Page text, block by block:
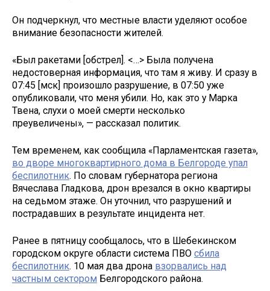
Он подчеркнул, что местные власти уделяют особое
внимание безопасности жителей.
«Был ракетами [обстрел]. <…> Была получена
недостоверная информация, что там я живу. И сразу в
07:45 [мск] произошло разрушение, в 07:50 уже
опубликовали, что меня убили. Но, как это у Марка
Твена, слухи о моей смерти несколько
преувеличены», — рассказал политик.
Тем временем, как сообщила «Парламентская газета»,
во дворе многоквартирного дома в Белгороде упал
беспилотник. По словам губернатора региона
Вячеслава Гладкова, дрон врезался в окно квартиры
на седьмом этаже. Он уточнил, что разрушений и
пострадавших в результате инцидента нет.
Ранее в пятницу сообщалось, что в Шебекинском
городском округе области система ПВО сбила
беспилотник. 10 мая два дрона взорвались над
частным сектором Белгородского района.